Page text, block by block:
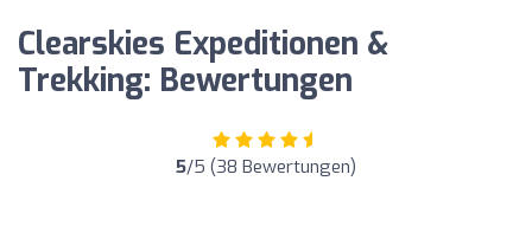
Clearskies Expeditionen &
Trekking: Bewertungen
5/5 (38 Bewertungen)